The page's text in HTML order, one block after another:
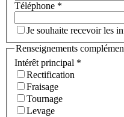
Téléphone *
Je souhaite recevoir les
Renseignements
Intérêt principal *
Rectification
Fraisage
Tournage
Levage